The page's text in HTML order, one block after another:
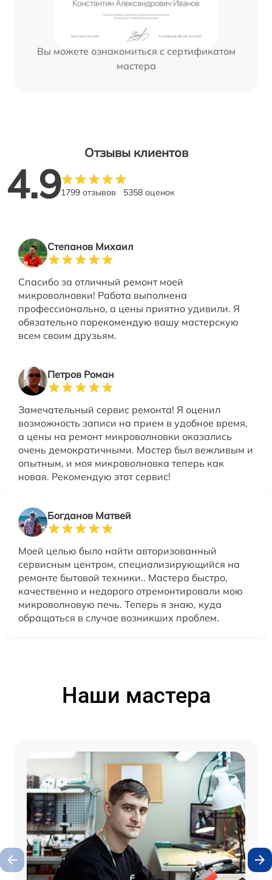
Вы можете ознакомиться с сертификатом
мастера
Отзывы клиентов
4.91799 отзывов 5358 оценок
Степанов Михаил
Спасибо за отличный ремонт моей
микроволновки! Работа выполнена
профессионально, а цены приятно удивили. Я
обязательно порекомендую вашу мастерскую
всем своим друзьям.
Петров Роман
Замечательный сервис ремонта! Я оценил
возможность записи на прием в удобное время,
а цены на ремонт микроволновки оказались
очень демократичными. Мастер был вежливым и
опытным, и моя микроволновка теперь как
новая. Рекомендую этот сервис!
Богданов Матвей
Моей целью было найти авторизованный
сервисным центром, специализирующийся на
ремонте бытовой техники.. Мастера быстро,
качественно и недорого отремонтировали мою
микроволновую печь. Теперь я знаю, куда
обращаться в случае возникших проблем.
Наши мастера